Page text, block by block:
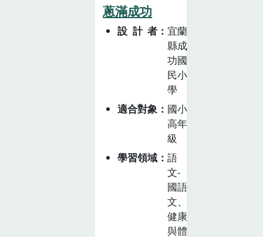
業生產與消費體
驗學習，提供學
生職涯試探的機
境」、「飲食健
康與消費」及
「飲食生活與文
化」三個面向，
交織發展食農教
『管』你」。此
課程以領域學習
課程為基礎，共
計 18 節，主要
利用綜合活動領
域課程實施。課
程帶領學生瞭解
海洋資源面臨的
危機，覺察個人
蔥滿成功
設計者
宜蘭
縣成
功國
民小
學
適合對象
國小
高年
級
學習領域
語
文-
國語
文、
健康
與體